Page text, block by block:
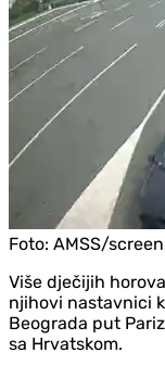
Foto: AMSS/
Više d‌ječijih
njihovi nastavnici
Beograda put
sa Hrvatskom.